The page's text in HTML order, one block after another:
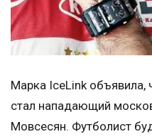
Марка IceLink объявила,
стал нападающий
Мовсесян. Футболист